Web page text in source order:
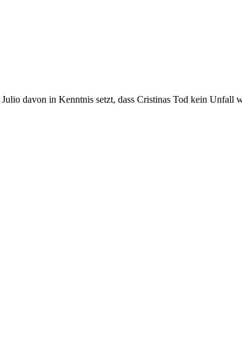
davon in Kenntnis setzt, dass Cristinas Tod kein